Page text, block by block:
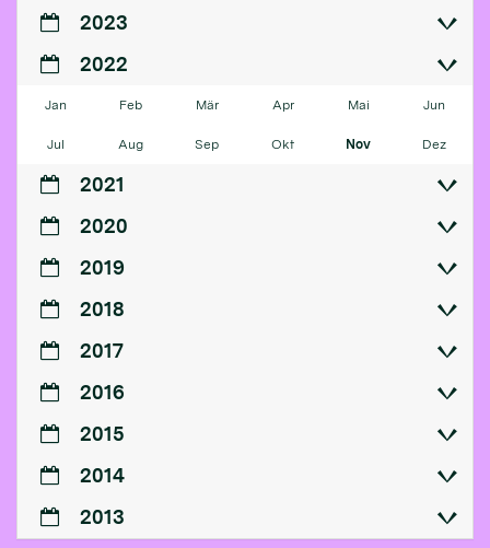
2023
2022
Jan Feb Mär Apr Mai Jun
Jul Aug Sep Okt Nov Dez
2021
2020
2019
2018
2017
2016
2015
2014
2013